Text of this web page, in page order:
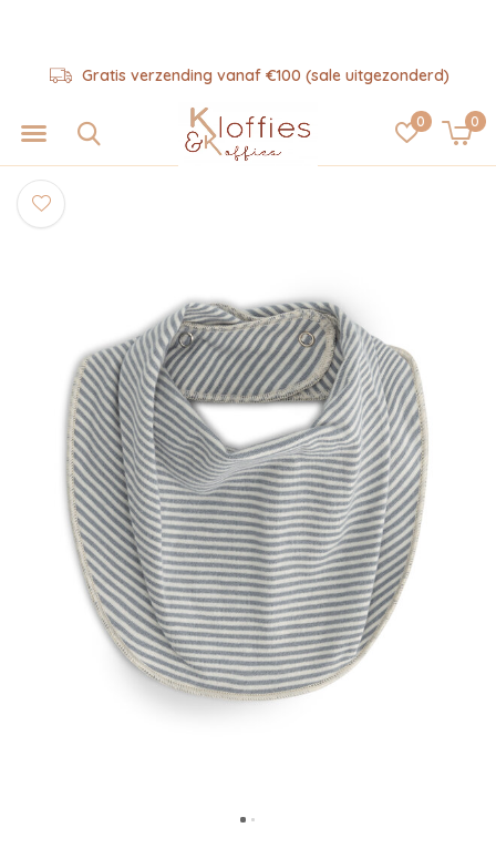
0 0
Gratis verzending vanaf €100 (sale uitgezonderd)